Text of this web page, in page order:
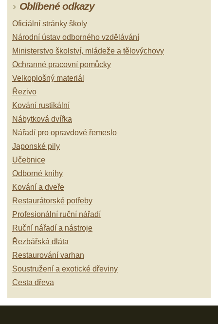
Oblíbené odkazy
Oficiální stránky školy
Národní ústav odborného vzdělávání
Ministerstvo školství, mládeže a tělovýchovy
Ochranné pracovní pomůcky
Velkoplošný materiál
Řezivo
Kování rustikální
Nábytková dvířka
Nářadí pro opravdové řemeslo
Japonské pily
Učebnice
Odborné knihy
Kování a dveře
Restaurátorské potřeby
Profesionální ruční nářadí
Ruční nářadí a nástroje
Řezbářská dláta
Restaurování varhan
Soustružení a exotické dřeviny
Cesta dřeva